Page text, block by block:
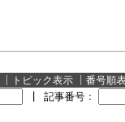
トピック表示 番号順
記事番号：